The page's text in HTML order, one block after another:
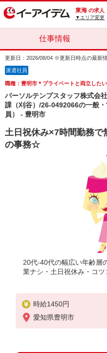
東海 の求人
▼エリア変更
仕事情報
更新日：2026/08/04 ※更新日時点の最新
派遣社員
職種：豊明市＊プライベートと両立した
パーソルテンプスタッフ株式会
課（刈谷）/26-0492066の一般
員） - 豊明市
土日祝休み×7時間勤務で
の事務☆
20代-40代の幅広い年齢
業ナシ・土日祝休み・コツ
時給1450円
愛知県豊明市